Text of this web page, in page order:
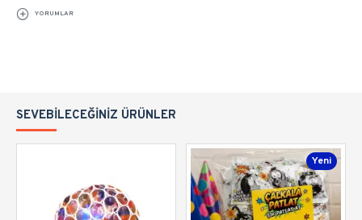
Sıkça Sorulan Sorular
2. Ürünler paket içerisinde tek bir renkte mi geliyor?
Hayır, paket içerisinde çocukların ilgisini çekecek
şekilde turuncu, mavi, yeşil ve pembe gibi farklı canlı
renkler karışık (asorti) olarak bulunmaktadır.
YORUMLAR
SEVEBILECEĞINIZ ÜRÜNLER
Yeni